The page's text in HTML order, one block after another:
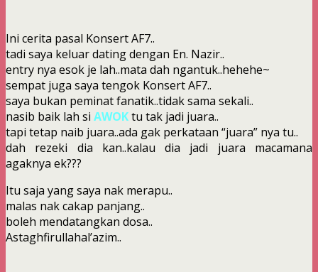
Ini cerita pasal Konsert AF7..
tadi saya keluar dating dengan En. Nazir..
entry nya esok je lah..mata dah ngantuk..hehehe~
sempat juga saya tengok Konsert AF7..
saya bukan peminat fanatik..tidak sama sekali..
nasib baik lah si AWOKtu tak jadi juara..
tapi tetap naib juara..ada gak perkataan “juara” nya tu..
dah rezeki dia kan..kalau dia jadi juara macamana
agaknya ek???
Itu saja yang saya nak merapu..
malas nak cakap panjang..
boleh mendatangkan dosa..
Astaghfirullahal’azim..